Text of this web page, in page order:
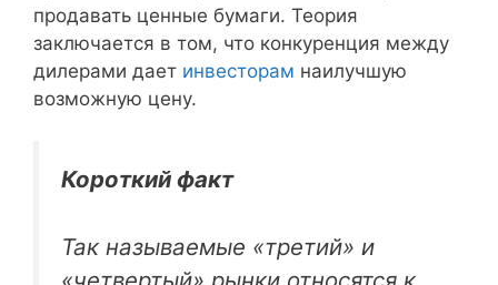
продавать ценные бумаги. Теория
заключается в том, что конкуренция между
дилерами дает инвесторам наилучшую
возможную цену.
Короткий факт
Так называемые «третий» и